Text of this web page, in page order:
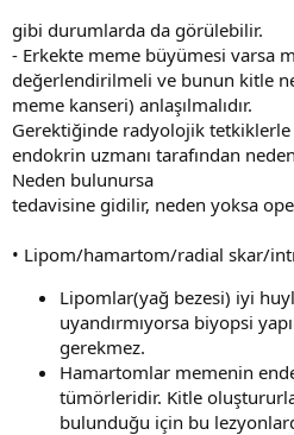
gibi durumlarda da görülebilir.
- Erkekte meme büyümesi varsa
değerlendirilmeli ve bunun kitle
meme kanseri) anlaşılmalıdır.
Gerektiğinde radyolojik tetkiklerle
endokrin uzmanı tarafından
Neden bulunursa
tedavisine gidilir, neden yoksa
• Lipom/hamartom/radial skar/
Lipomlar(yağ bezesi) iyi
uyandırmıyorsa biyopsi
gerekmez.
Hamartomlar memenin
tümörleridir. Kitle
bulunduğu için bu